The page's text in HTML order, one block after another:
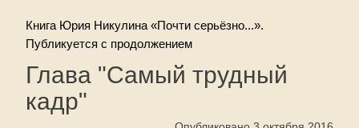
Книга Юрия Никулина «Почти серьёзно...».
Публикуется с продолжением
Глава "Самый трудный
кадр"